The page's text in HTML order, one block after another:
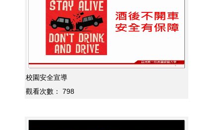
校園安全宣導
觀看次數：
798